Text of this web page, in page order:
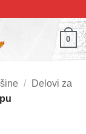
0
/
Delovi za